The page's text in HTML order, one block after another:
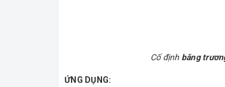
Cố định băng
ỨNG DỤNG: